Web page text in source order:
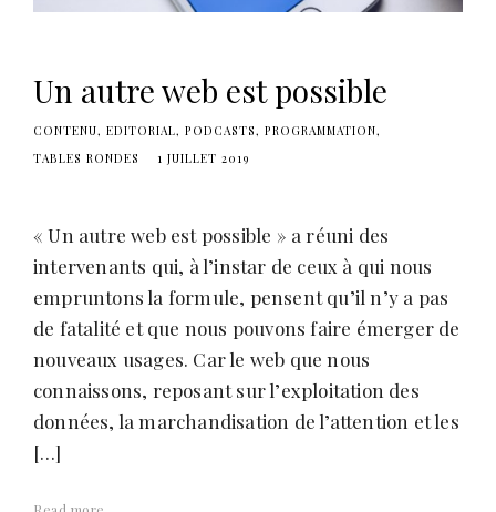
Un autre web est possible
CONTENU EDITORIAL PODCASTS
PROGRAMMATION
TABLES RONDES
1 JUILLET 2019
« Un autre web est possible » a réuni des
intervenants qui, à l’instar de ceux à qui nous
empruntons la formule, pensent qu’il n’y a pas
de fatalité et que nous pouvons faire émerger de
nouveaux usages. Car le web que nous
connaissons, reposant sur l’exploitation des
données, la marchandisation de l’attention et les
[…]